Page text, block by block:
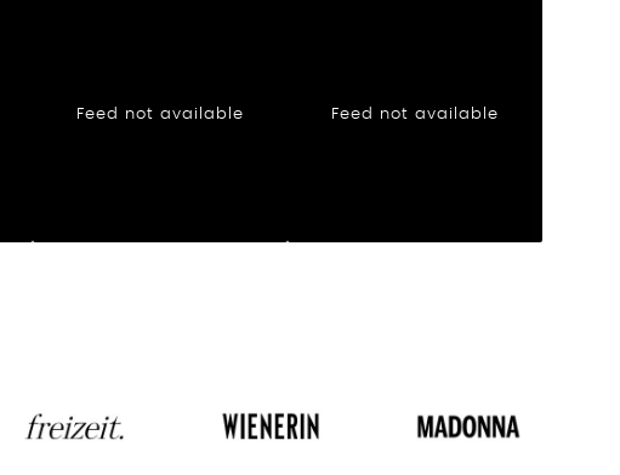
Feed not available Feed not available